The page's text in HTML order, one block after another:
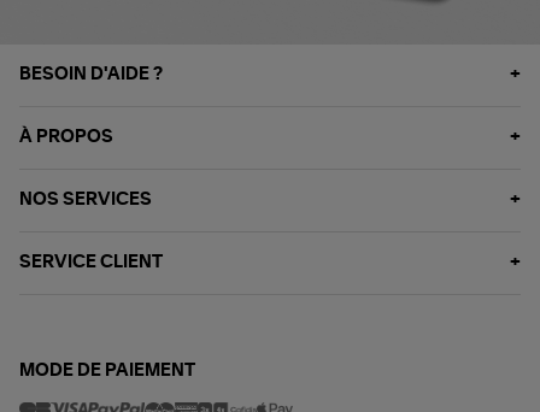
BESOIN D'AIDE ?
À PROPOS
NOS SERVICES
SERVICE CLIENT
MODE DE PAIEMENT